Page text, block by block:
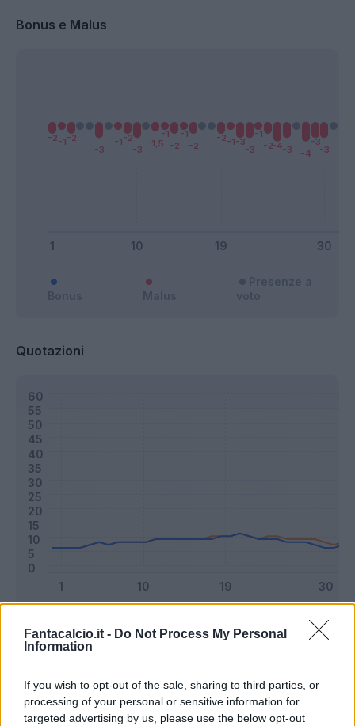
Fantacalcio.it - Do Not Process My Personal
Information
If you wish to opt-out of the sale, sharing to third parties, or
processing of your personal or sensitive information for
targeted advertising by us, please use the below opt-out
Bonus e Malus
Quotazioni
Riepilogo stagione
Titolare 37 - 97